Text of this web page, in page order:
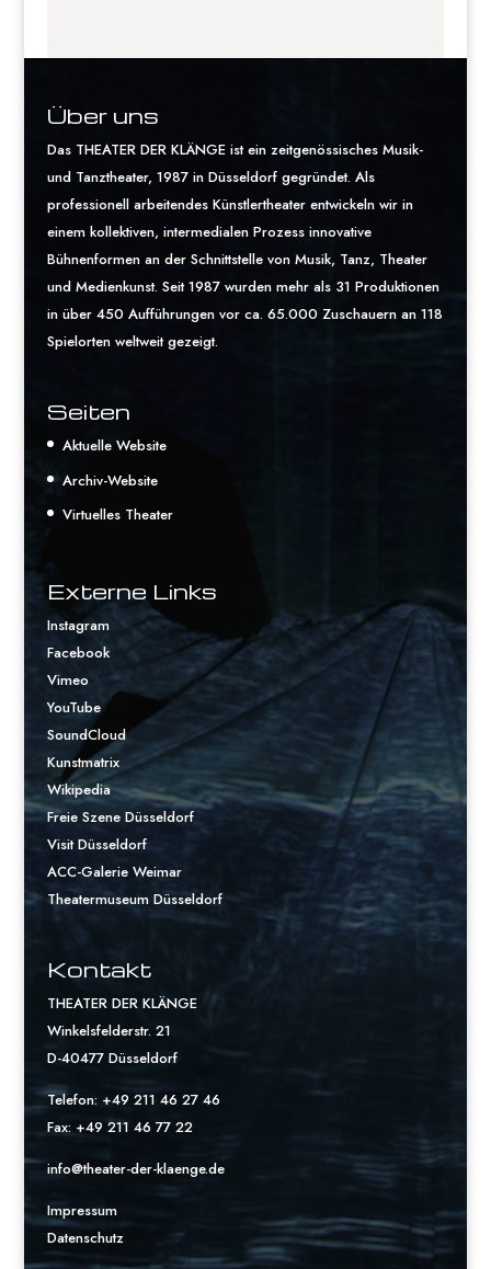
Über uns
Das THEATER DER KLÄNGE ist ein zeitgenössisches Musik-
und Tanztheater, 1987 in Düsseldorf gegründet. Als
professionell arbeitendes Künstlertheater entwickeln wir in
einem kollektiven, intermedialen Prozess innovative
Bühnenformen an der Schnittstelle von Musik, Tanz, Theater
und Medienkunst. Seit 1987 wurden mehr als 31 Produktionen
in über 450 Aufführungen vor ca. 65.000 Zuschauern an 118
Spielorten weltweit gezeigt.
Seiten
Aktuelle Website
Archiv-Website
Virtuelles Theater
Externe Links
Instagram
Facebook
Vimeo
YouTube
SoundCloud
Kunstmatrix
Wikipedia
Freie Szene Düsseldorf
Visit Düsseldorf
ACC-Galerie Weimar
Theatermuseum Düsseldorf
Kontakt
THEATER DER KLÄNGE
Winkelsfelderstr. 21
D-40477 Düsseldorf
Telefon: +49 211 46 27 46
Fax: +49 211 46 77 22
info@theater-der-klaenge.de
Impressum
Datenschutz